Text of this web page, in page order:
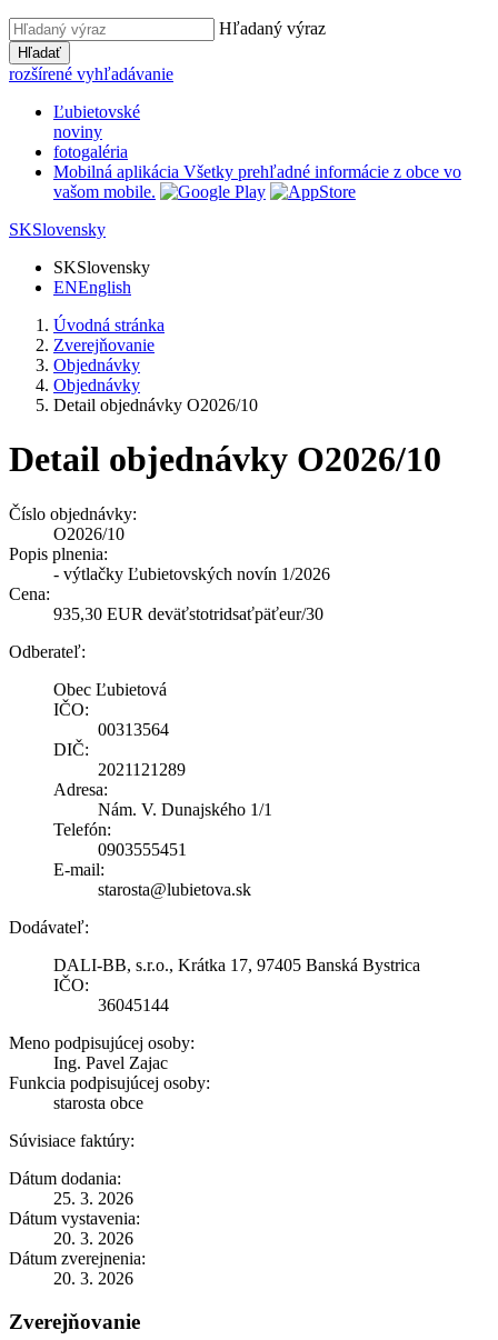
Hľadaný výraz
Hľadať
rozšírené vyhľadávanie
Ľubietovské
noviny
fotogaléria
Mobilná aplikácia Všetky prehľadné informácie z obce vo
vašom mobile.
SKSlovensky
SKSlovensky
ENEnglish
Úvodná stránka
Zverejňovanie
Objednávky
Objednávky
Detail objednávky O2026/10
Detail objednávky O2026/10
Číslo objednávky:
O2026/10
Popis plnenia:
- výtlačky Ľubietovských novín 1/2026
Cena:
935,30 EUR deväťstotridsaťpäťeur/30
Odberateľ:
Obec Ľubietová
IČO:
00313564
DIČ:
2021121289
Adresa:
Nám. V. Dunajského 1/1
Telefón:
0903555451
E-mail:
starosta@lubietova.sk
Dodávateľ:
DALI-BB, s.r.o., Krátka 17, 97405 Banská Bystrica
IČO:
36045144
Meno podpisujúcej osoby:
Ing. Pavel Zajac
Funkcia podpisujúcej osoby:
starosta obce
Súvisiace faktúry:
Dátum dodania:
25. 3. 2026
Dátum vystavenia:
20. 3. 2026
Dátum zverejnenia:
20. 3. 2026
Zverejňovanie